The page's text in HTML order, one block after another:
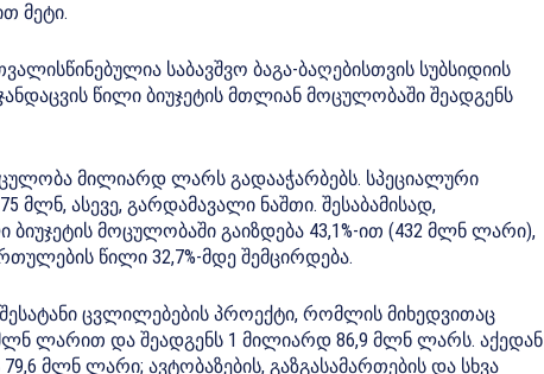
მეტი.
საბავშვო ბაგა-ბაღებისთვის სუბსიდიის
წილი ბიუჯეტის მთლიან მოცულობაში შეადგენს
მილიარდ ლარს გადააჭარბებს. სპეციალური
მლნ, ასევე, გარდამავალი ნაშთი. შესაბამისად,
მოცულობაში გაიზდება 43,1%-ით (432 მლნ ლარი),
წილი 32,7%-მდე შემცირდება.
ცვლილებების პროექტი, რომლის მიხედვითაც
ლარით და შეადგენს 1 მილიარდ 86,9 მლნ ლარს. აქედან
მლნ ლარი; ავტობაზების, გაზგასამართების და სხვა